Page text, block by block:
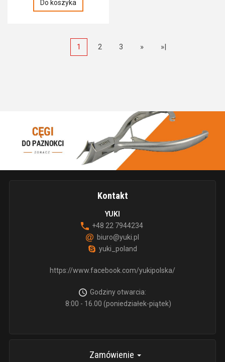
Do koszyka
1 2 3 » »|
Kontakt
YUKI
+48 22 7944234
biuro@yuki.pl
yuki_poland
https://www.facebook.com/yukipolska/
Godziny otwarcia:
8:00 - 16.00 (poniedziałek-piątek)
Zamówienie